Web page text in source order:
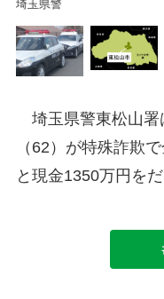
埼玉県警
埼玉県警東松山署
（62）が特殊詐欺
と現金1350万円を